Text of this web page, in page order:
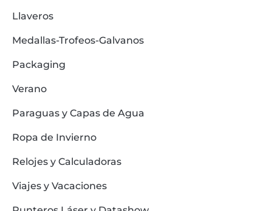
Llaveros
Medallas-Trofeos-Galvanos
Packaging
Verano
Paraguas y Capas de Agua
Ropa de Invierno
Relojes y Calculadoras
Viajes y Vacaciones